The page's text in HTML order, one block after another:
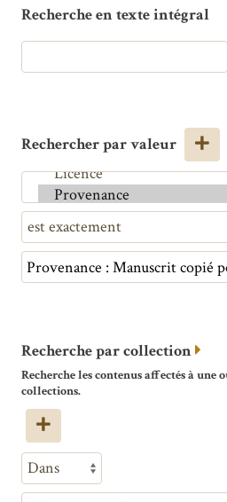
Recherche en texte intégral
Rechercher par valeur
Recherche par collection
Recherche les contenus affectés à une
collections.